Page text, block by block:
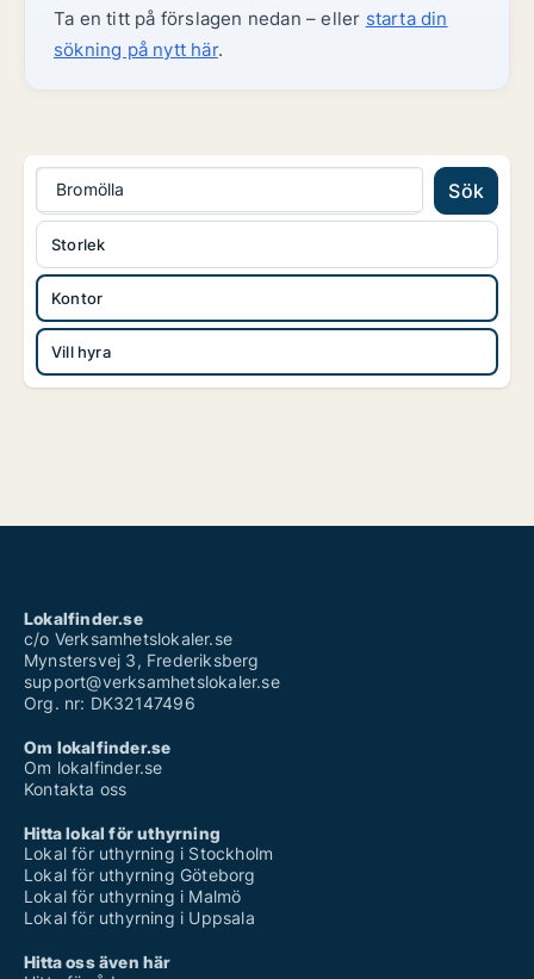
Ta en titt på förslagen nedan – eller starta din
sökning på nytt här.
Bromölla Sök
Kontor
Vill hyra
Storlek
Lokalfinder.se
c/o Verksamhetslokaler.se
Mynstersvej 3, Frederiksberg
support@verksamhetslokaler.se
Org. nr: DK32147496
Om lokalfinder.se
Om lokalfinder.se
Kontakta oss
Hitta lokal för uthyrning
Lokal för uthyrning i Stockholm
Lokal för uthyrning Göteborg
Lokal för uthyrning i Malmö
Lokal för uthyrning i Uppsala
Hitta oss även här